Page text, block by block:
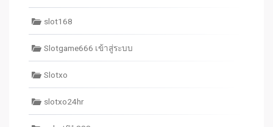
slot168
Slotgame666 เข้าสู่ระบบ
Slotxo
slotxo24hr